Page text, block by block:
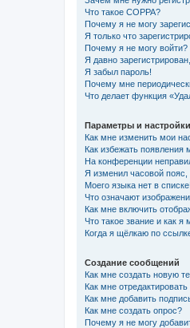
Что такое COPPA?
Почему я не могу
Я только что
Почему я не могу войти?
Я давно
Я забыл пароль!
Почему мне
Что делает функция
Параметры и
Как мне изменить мои
Как избежать появления
На конференции
Я изменил часовой
Моего языка нет в списке!
Что означают
Как мне включить
Что такое звание и как я
Когда я щёлкаю по
Создание сообщений
Как мне создать новую
Как мне
Как мне добавить
Как мне создать опрос?
Почему я не могу